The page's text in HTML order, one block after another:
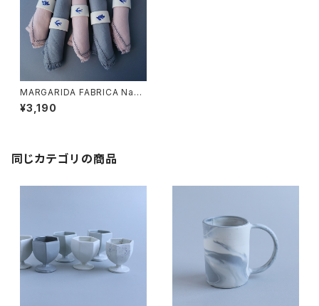
MARGARIDA FABRICA Napk
in Ring
¥3,190
同じカテゴリの商品